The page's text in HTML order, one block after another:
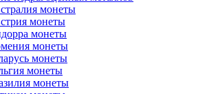
монеты
монеты
монеты
монеты
монеты
монеты
монеты